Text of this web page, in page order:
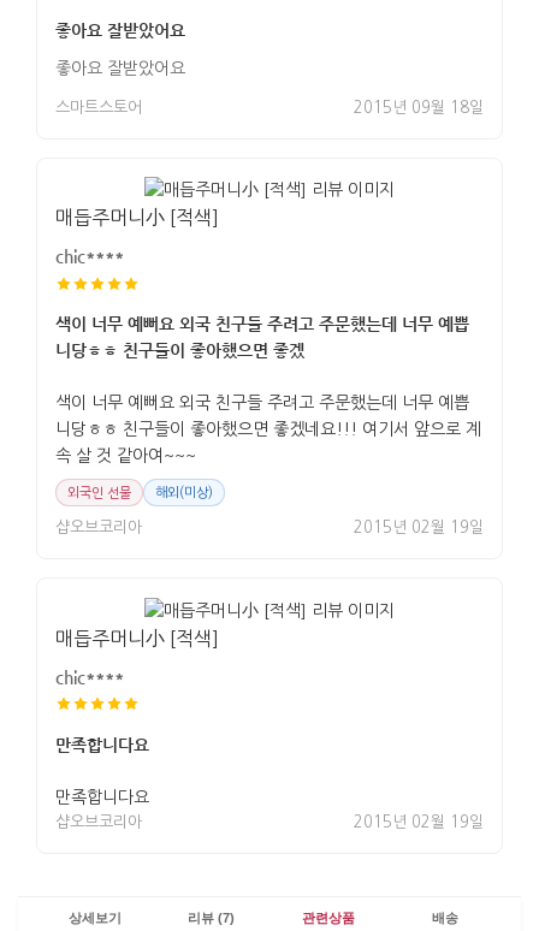
좋아요 잘받았어요
좋아요 잘받았어요
스마트스토어 2015년 09월 18일
매듭주머니小 [적색]
chic****
색이 너무 예뻐요 외국 친구들 주려고 주문했는데 너무 예쁩
니당ㅎㅎ 친구들이 좋아했으면 좋겠
색이 너무 예뻐요 외국 친구들 주려고 주문했는데 너무 예쁩
니당ㅎㅎ 친구들이 좋아했으면 좋겠네요!!! 여기서 앞으로 계
속 살 것 같아여~~~
외국인 선물 해외(미상)
샵오브코리아 2015년 02월 19일
매듭주머니小 [적색]
chic****
만족합니다요
만족합니다요
샵오브코리아 2015년 02월 19일
상세보기 리뷰 (7) 관련상품 배송